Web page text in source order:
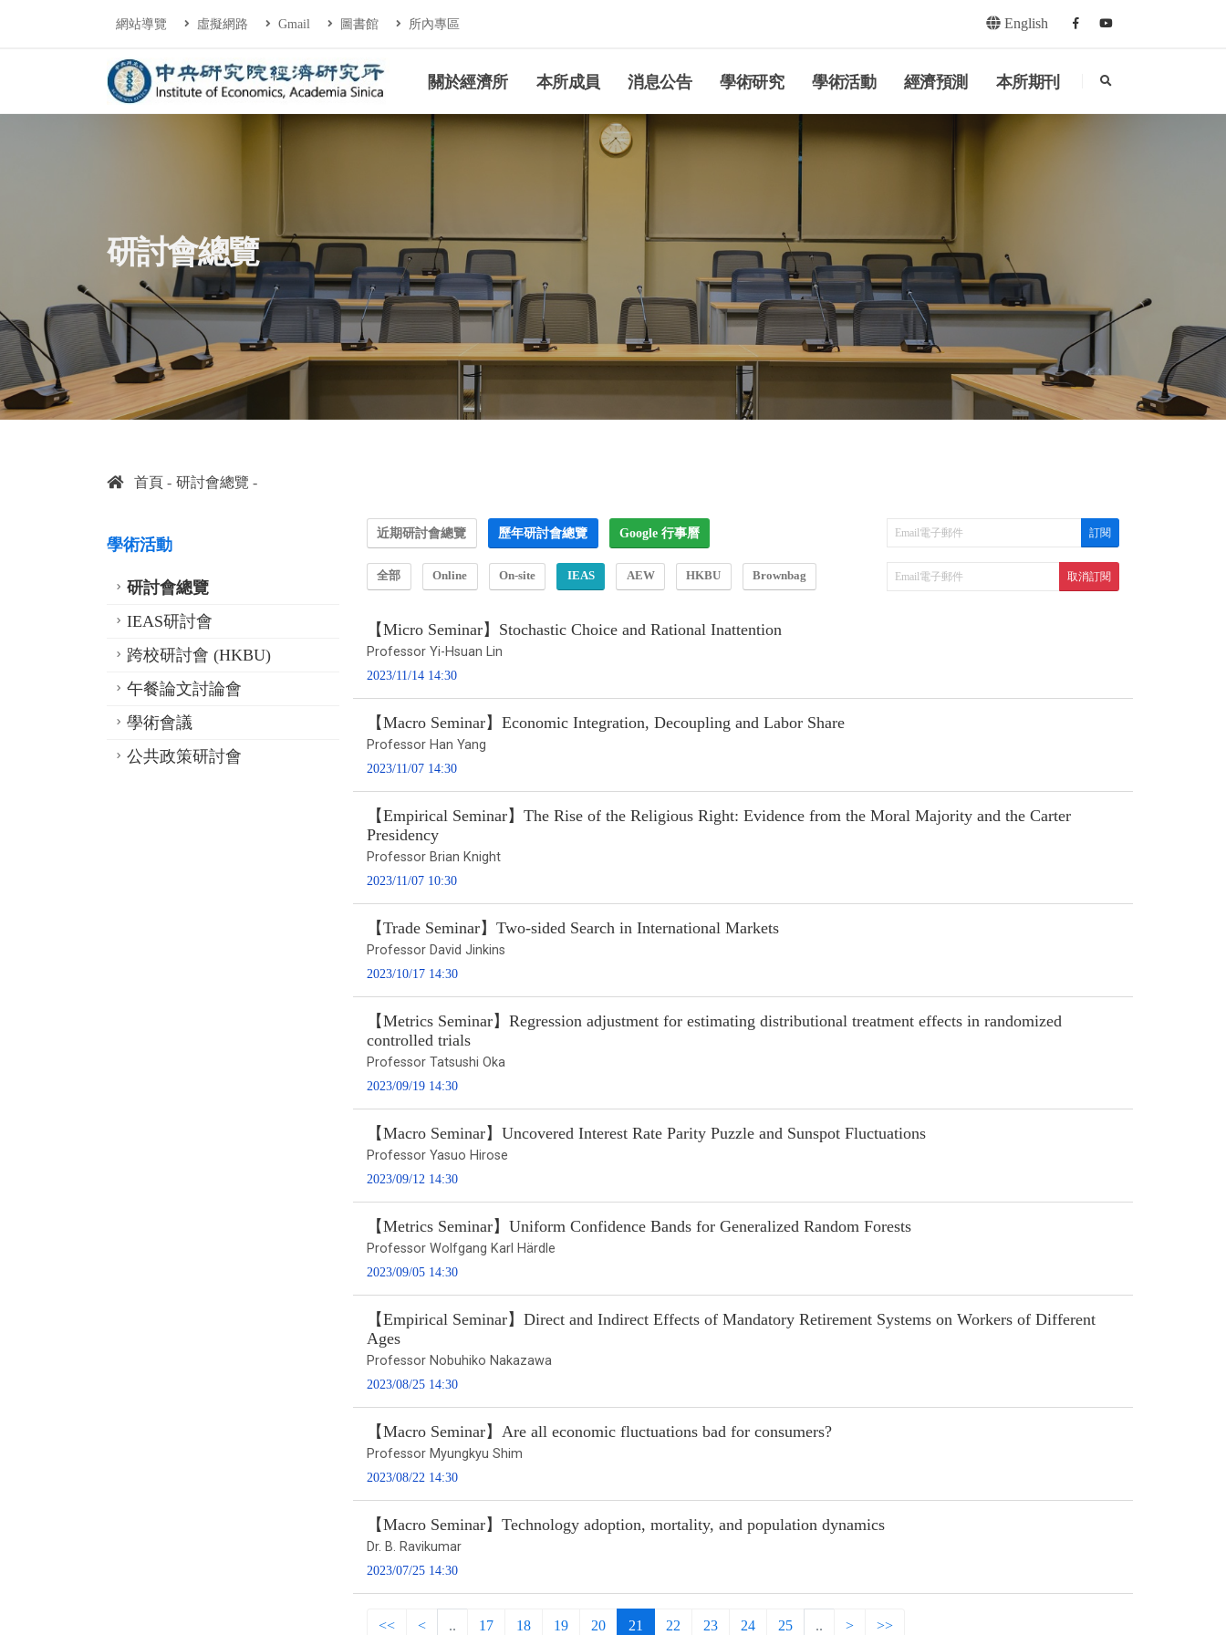
連往主要內容區塊
網站導覽 虛擬網路 Gmail 圖書館 所內專區 English Facebookyoutube
中央研究院經濟研究所關於經濟所 本所成員 消息公告 學術研究 學術活動 經濟預測 本所期刊 search
研討會總覽
首頁 研討會總覽
學術活動
研討會總覽
IEAS研討會
跨校研討會 (HKBU)
午餐論文討論會
學術會議
公共政策研討會
近期研討會總覽 歷年研討會總覽 Google 行事曆
全部 Online On-site IEAS AEW HKBU Brownbag
【Micro Seminar】Stochastic Choice and Rational Inattention
Professor Yi-Hsuan Lin
2023/11/14 14:30
【Macro Seminar】Economic Integration, Decoupling and Labor Share
Professor Han Yang
2023/11/07 14:30
【Empirical Seminar】The Rise of the Religious Right: Evidence from the Moral Majority and the Carter
Presidency
Professor Brian Knight
2023/11/07 10:30
【Trade Seminar】Two-sided Search in International Markets
Professor David Jinkins
2023/10/17 14:30
【Metrics Seminar】Regression adjustment for estimating distributional treatment effects in randomized
controlled trials
Professor Tatsushi Oka
2023/09/19 14:30
【Macro Seminar】Uncovered Interest Rate Parity Puzzle and Sunspot Fluctuations
Professor Yasuo Hirose
2023/09/12 14:30
【Metrics Seminar】Uniform Confidence Bands for Generalized Random Forests
Professor Wolfgang Karl Härdle
2023/09/05 14:30
【Empirical Seminar】Direct and Indirect Effects of Mandatory Retirement Systems on Workers of Different
Ages
Professor Nobuhiko Nakazawa
2023/08/25 14:30
【Macro Seminar】Are all economic fluctuations bad for consumers?
Professor Myungkyu Shim
2023/08/22 14:30
【Macro Seminar】Technology adoption, mortality, and population dynamics
Dr. B. Ravikumar
2023/07/25 14:30
<< < .. 17 18 19 20 21 22 23 24 25 .. > >>